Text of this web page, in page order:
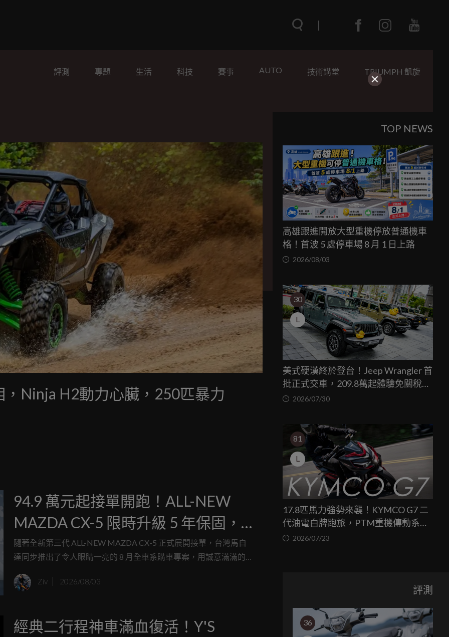
評測 專題 生活 科技 賽事 AUTO 技術講堂 TRIUMPH 凱旋
Ninja H2動力心臟，250匹暴力
94.9 萬元起接單開跑！ALL-NEW
MAZDA CX-5 限時升級 5 年保固，8
月全車系專屬購車方案登場。
隨著全新第三代 ALL-NEW MAZDA CX-5 正式展開接單，台灣馬自
達同步推出了令人眼睛一亮的 8 月全車系購車專案，用誠意滿滿的
一份開學季前的大禮。
Ziv 2026/08/03
經典二行程神車滿血復活！Y'S
TOP NEWS
高雄跟進開放大型重機停放普通機車
格！首波 5 處停車場 8 月 1 日上路
2026/08/03
30
L
美式硬漢終於登台！Jeep Wrangler 首
批正式交車，209.8萬起體驗免關稅越
野魅力
2026/07/30
81
L
17.8匹馬力強勢來襲！KYMCO G7 二
代油電白牌跑旅，PTM重機傳動系統
與8公斤減重的操控饗宴
2026/07/23
評測
36